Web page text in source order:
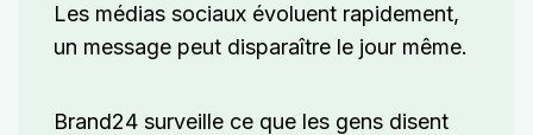
Les médias sociaux évoluent rapidement,
un message peut disparaître le jour même.
Brand24 surveille ce que les gens disent